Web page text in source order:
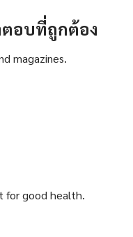
อบที่ถูกต้อง
magazines.
for good health.